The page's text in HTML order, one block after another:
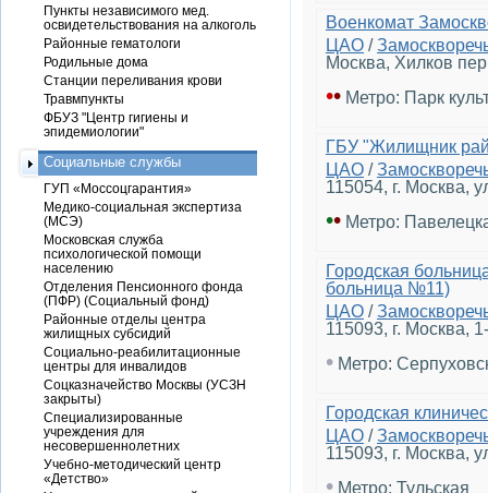
Военкомат
ЦАО /
Москва, Хилков
•• Метро: Парк
ГБУ "Жилищник
ЦАО /
115054, г. Москва,
•• Метро:
Городская
больница №11)
ЦАО /
115093, г. Москва,
• Метро:
Городская
ЦАО /
115093, г. Москва,
• Метро: Тульская
Пункты независимого мед.
освидетельствования на алкоголь
Районные гематологи
Родильные дома
Станции переливания крови
Травмпункты
ФБУЗ "Центр гигиены и
эпидемиологии"
Социальные службы
ГУП «Моссоцгарантия»
Медико-социальная экспертиза
(МСЭ)
Московская служба
психологической помощи
населению
Отделения Пенсионного фонда
(ПФР) (Социальный фонд)
Районные отделы центра
жилищных субсидий
Социально-реабилитационные
центры для инвалидов
Соцказначейство Москвы (УСЗН
закрыты)
Специализированные
учреждения для
несовершеннолетних
Учебно-методический центр
«Детство»